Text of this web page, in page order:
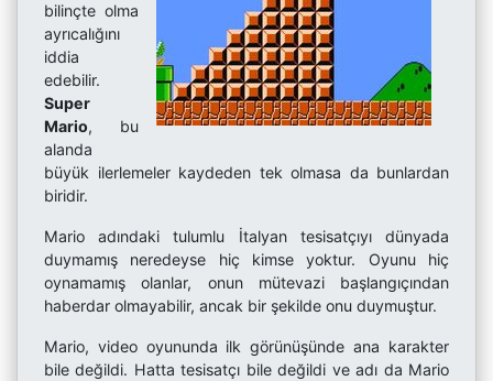
bilinçte olma
ayrıcalığını
iddia
edebilir.
Super
Mario, bu
alanda
büyük ilerlemeler kaydeden tek olmasa da bunlardan
biridir.
Mario adındaki tulumlu İtalyan tesisatçıyı dünyada
duymamış neredeyse hiç kimse yoktur. Oyunu hiç
oynamamış olanlar, onun mütevazi başlangıçından
haberdar olmayabilir, ancak bir şekilde onu duymuştur.
Mario, video oyununda ilk görünüşünde ana karakter
bile değildi. Hatta tesisatçı bile değildi ve adı da Mario